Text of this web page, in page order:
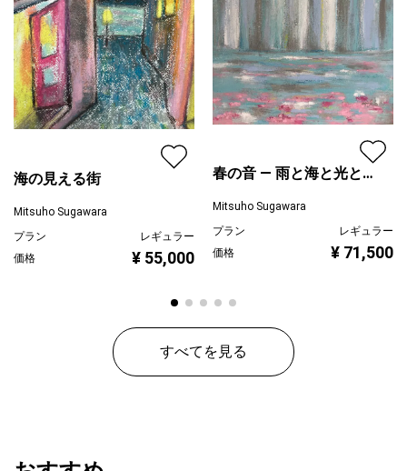
海の見える街
Mitsuho Sugawara
プラン
レギュラー
価格
¥ 55,000
春の音 ― 雨と海と光と
Mitsuho Sugawara
プラン
レギュラー
価格
¥ 71,500
すべてを見る